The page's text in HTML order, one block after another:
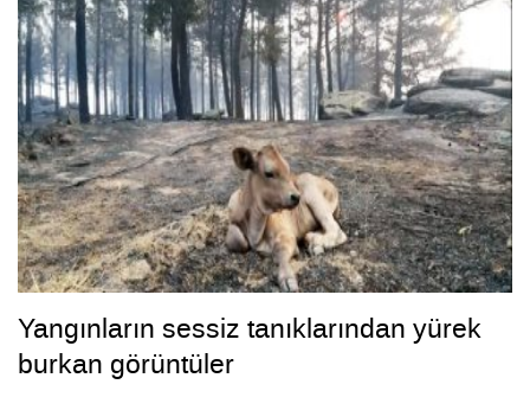
Yangınların sessiz tanıklarından yürek
burkan görüntüler